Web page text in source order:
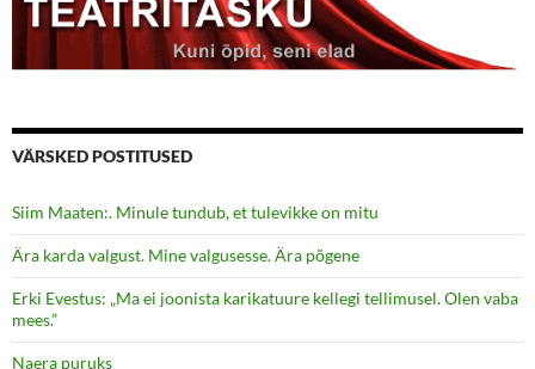
VÄRSKED POSTITUSED
Siim Maaten:. Minule tundub, et tulevikke on mitu
Ära karda valgust. Mine valgusesse. Ära põgene
Erki Evestus: „Ma ei joonista karikatuure kellegi tellimusel. Olen vaba
mees.”
Naera puruks